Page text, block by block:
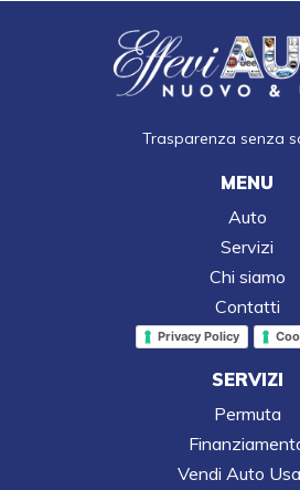
Trasparenza senza
MENU
Auto
Servizi
Chi siamo
Contatti
Privacy Policy
SERVIZI
Permuta
Vendi Auto